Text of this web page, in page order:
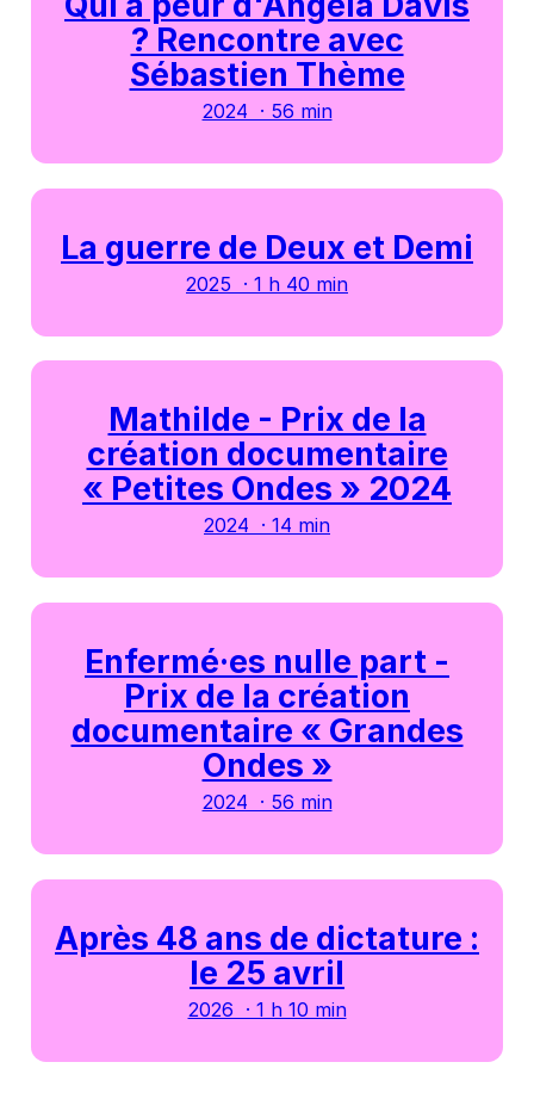
? Rencontre avec
Sébastien Thème
2024 · 56 min
La guerre de Deux et Demi
2025 · 1 h 40 min
Mathilde - Prix de la
création documentaire
« Petites Ondes » 2024
2024 · 14 min
Enfermé·es nulle part -
Prix de la création
documentaire « Grandes
Ondes »
2024 · 56 min
Après 48 ans de dictature :
le 25 avril
2026 · 1 h 10 min